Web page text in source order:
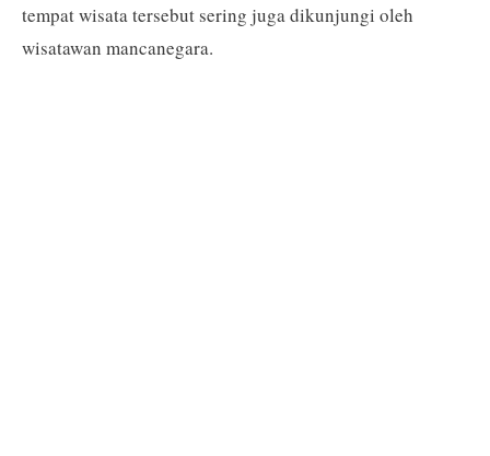
tempat wisata tersebut sering juga dikunjungi oleh
wisatawan mancanegara.